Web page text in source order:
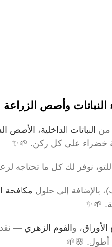
وأصص الزراعة
من النباتات الداخلية، الأصص
خضراء على كل ركن. 🌱✨
نوفر لك كل ما تحتاجه
بالإضافة إلى حلول مكافحة
🌱✨
الأوراق، والفوم الزهري —
أطول. 🌸🌱